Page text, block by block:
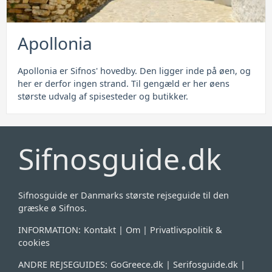
Apollonia
Apollonia er Sifnos' hovedby. Den ligger inde på øen, og
her er derfor ingen strand. Til gengæld er her øens
største udvalg af spisesteder og butikker.
Sifnosguide.dk
Sifnosguide er Danmarks største rejseguide til den
græske ø Sifnos.
INFORMATION: Kontakt | Om | Privatlivspolitik &
cookies
ANDRE REJSEGUIDES: GoGreece.dk | Serifosguide.dk |